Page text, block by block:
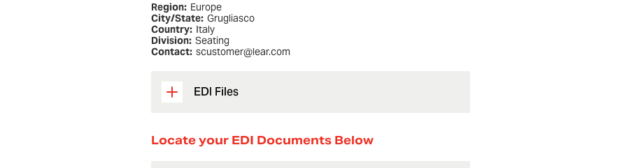
Region: Europe
City/State: Grugliasco
Country: Italy
Division: Seating
Contact: scustomer@lear.com
EDI Files
Locate your EDI Documents Below